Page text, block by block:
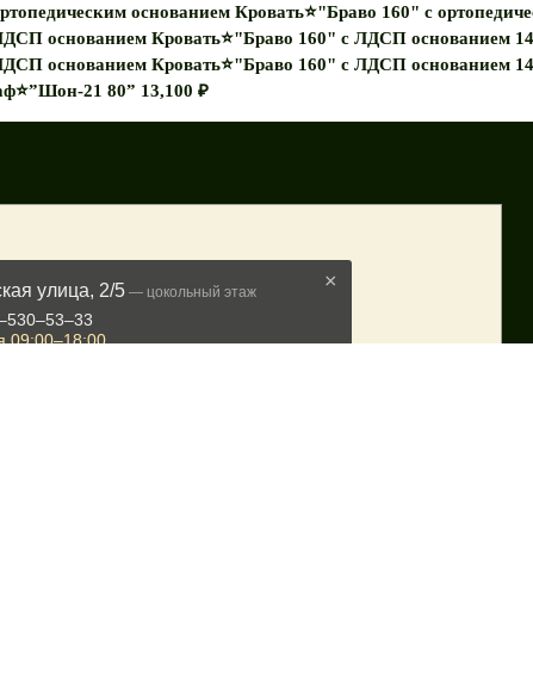
Кровать⭐"Браво 160" с
Кровать⭐"Браво 160" с ЛДСП основанием
Кровать⭐"Браво 160" с ЛДСП основанием
21 80” 13,100 ₽